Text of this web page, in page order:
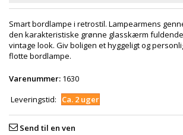
Smart bordlampe i retrostil. Lampearmens
den karakteristiske grønne glasskærm
vintage look. Giv boligen et hyggeligt og
flotte bordlampe.
Varenummer: 1630
Leveringstid:
Ca. 2 uger
Send til en ven